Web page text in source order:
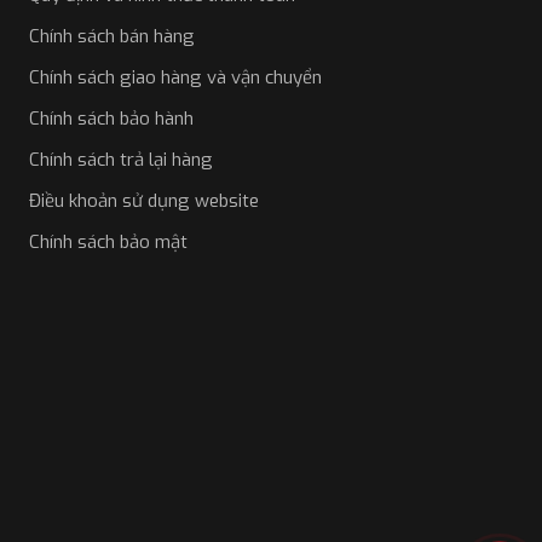
Chính sách bán hàng
Chính sách giao hàng và vận chuyển
Chính sách bảo hành
Chính sách trả lại hàng
Điều khoản sử dụng website
Chính sách bảo mật